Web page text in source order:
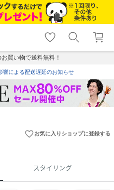
shopping_cart lock_outline
ログイン
買い物で送料無料！
響による配送遅延のお知らせ
favorite_borderお気に入りショップに登録する
スタイリング